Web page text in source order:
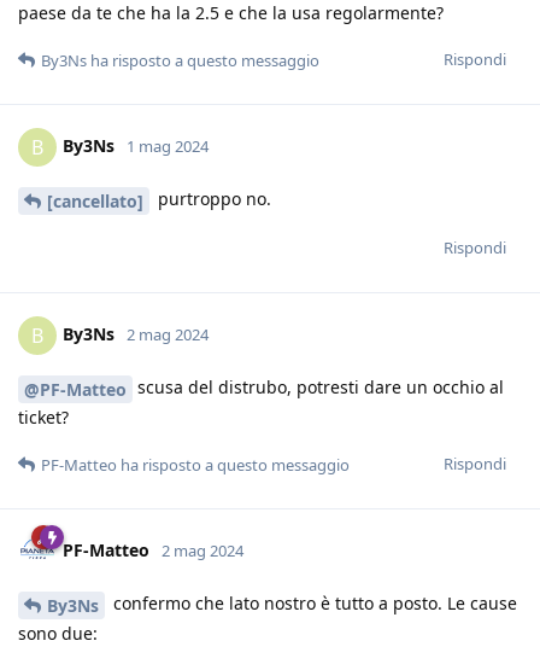
paese da te che ha la 2.5 e che la usa regolarmente?
Rispondi
By3Ns ha risposto a questo messaggio
B By3Ns 1 mag 2024
[cancellato] purtroppo no.
Rispondi
B By3Ns 2 mag 2024
@PF-Matteo scusa del distrubo, potresti dare un occhio al
ticket?
Rispondi
PF-Matteo ha risposto a questo messaggio
PF-Matteo 2 mag 2024
By3Ns
confermo che lato nostro è tutto a posto. Le cause
sono due: